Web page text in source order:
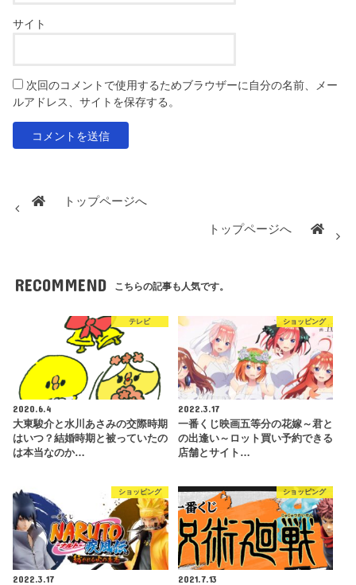
サイト
次回のコメントで使用するためブラウザーに自分の名前、メー
ルアドレス、サイトを保存する。
トップページへ
トップページへ
RECOMMEND こちらの記事も人気です。
テレビ
2020.6.4
大東駿介と水川あさみの交際時期
はいつ？結婚時期と被っていたの
は本当なのか…
ショッピング
2022.3.17
一番くじ映画五等分の花嫁～君と
の出逢い～ロット買い予約できる
店舗とサイト…
ショッピング
2022.3.17
ショッピング
2021.7.13